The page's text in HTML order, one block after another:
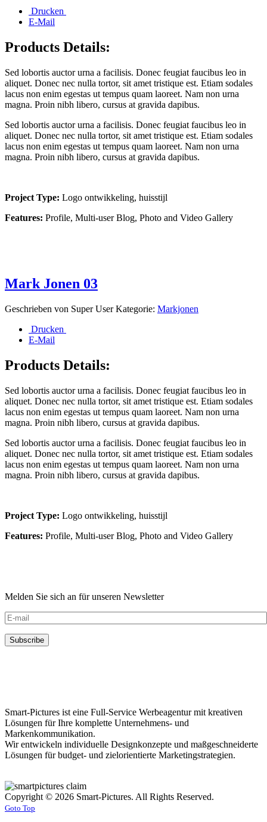
Drucken
E-Mail
Products Details:
Sed lobortis auctor urna a facilisis. Donec feugiat faucibus leo in
aliquet. Donec nec nulla tortor, sit amet tristique est. Etiam sodales
lacus non enim egestas ut tempus quam laoreet. Nam non urna
magna. Proin nibh libero, cursus at gravida dapibus.
Sed lobortis auctor urna a facilisis. Donec feugiat faucibus leo in
aliquet. Donec nec nulla tortor, sit amet tristique est. Etiam sodales
lacus non enim egestas ut tempus quam laoreet. Nam non urna
magna. Proin nibh libero, cursus at gravida dapibus.
Project Type: Logo ontwikkeling, huisstijl
Features: Profile, Multi-user Blog, Photo and Video Gallery
Mark Jonen 03
Geschrieben von Super User Kategorie: Markjonen
Drucken
E-Mail
Products Details:
Sed lobortis auctor urna a facilisis. Donec feugiat faucibus leo in
aliquet. Donec nec nulla tortor, sit amet tristique est. Etiam sodales
lacus non enim egestas ut tempus quam laoreet. Nam non urna
magna. Proin nibh libero, cursus at gravida dapibus.
Sed lobortis auctor urna a facilisis. Donec feugiat faucibus leo in
aliquet. Donec nec nulla tortor, sit amet tristique est. Etiam sodales
lacus non enim egestas ut tempus quam laoreet. Nam non urna
magna. Proin nibh libero, cursus at gravida dapibus.
Project Type: Logo ontwikkeling, huisstijl
Features: Profile, Multi-user Blog, Photo and Video Gallery
Melden Sie sich an für unseren Newsletter
Smart-Pictures ist eine Full-Service Werbeagentur mit kreativen
Lösungen für Ihre komplette Unternehmens- und
Markenkommunikation.
Wir entwickeln individuelle Designkonzepte und maßgeschneiderte
Lösungen für budget- und zielorientierte Marketingstrategien.
Copyright © 2026 Smart-Pictures. All Rights Reserved.
Goto Top